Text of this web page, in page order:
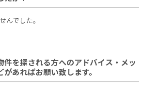
んでした。
件を探される方へのアドバイス・メッ
があればお願い致します。